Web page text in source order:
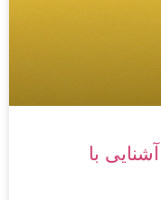
با